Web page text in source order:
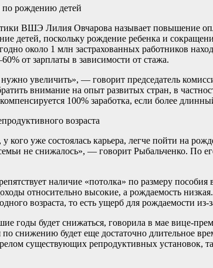
по рождению детей
ВШЭ Лилия Овчарова называет повышение
поскольку рождение ребенка и
около 1 млн застрахованных работников
от зарплаты в зависимости от стажа.
увеличить», — говорит председатель
внимание на опыт развитых стран, в
100% заработка, если более
возраста
кого уже состоялась карьера, легче пойти на
не снижалось», — говорит Рыбальченко. По
наличие «потолка» по размеру
относительно высокие, а рождаемость
возраста, то есть ущерб для рождаемости
годы будет снижаться, говорила в мае вице-
снижению будет еще достаточно длительное
существующих репродуктивных